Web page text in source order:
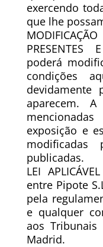
exercendo
que lhe
poderá
condições
devidamente
aparecem.
exposição e
modificadas
publicadas.
LEI
entre Pipote
pela
e qualquer
aos
Madrid.